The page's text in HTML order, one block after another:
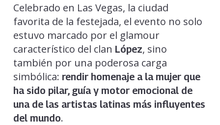
Celebrado en Las Vegas, la ciudad
favorita de la festejada, el evento no solo
estuvo marcado por el glamour
característico del clan López, sino
también por una poderosa carga
simbólica: rendir homenaje a la mujer que
ha sido pilar, guía y motor emocional de
una de las artistas latinas más influyentes
del mundo.